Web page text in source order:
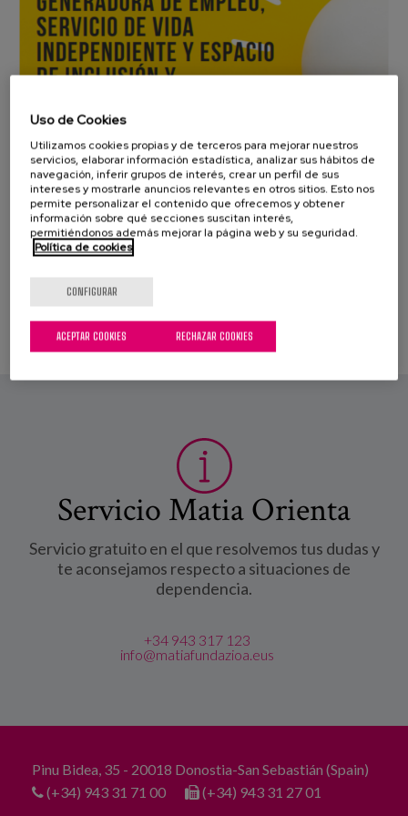
Prensa
Canal de denuncias
Servicio Matia Orienta
Servicio gratuito en el que resolvemos tus dudas y
te aconsejamos respecto a situaciones de
dependencia.
+34 943 317 123
info@matiafundazioa.eus
Pinu Bidea, 35 - 20018 Donostia-San Sebastián (Spain)
(+34) 943 31 71 00
(+34) 943 31 27 01
Uso de Cookies
Utilizamos cookies propias y de terceros para mejorar nuestros
servicios, elaborar información estadística, analizar sus hábitos de
navegación, inferir grupos de interés, crear un perfil de sus
intereses y mostrarle anuncios relevantes en otros sitios. Esto nos
permite personalizar el contenido que ofrecemos y obtener
información sobre qué secciones suscitan interés,
permitiéndonos además mejorar la página web y su seguridad.
Política de cookies
CONFIGURAR
RECHAZAR COOKIES
ACEPTAR COOKIES